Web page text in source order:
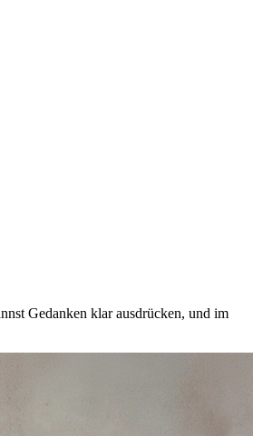
Gedanken klar ausdrücken, und im